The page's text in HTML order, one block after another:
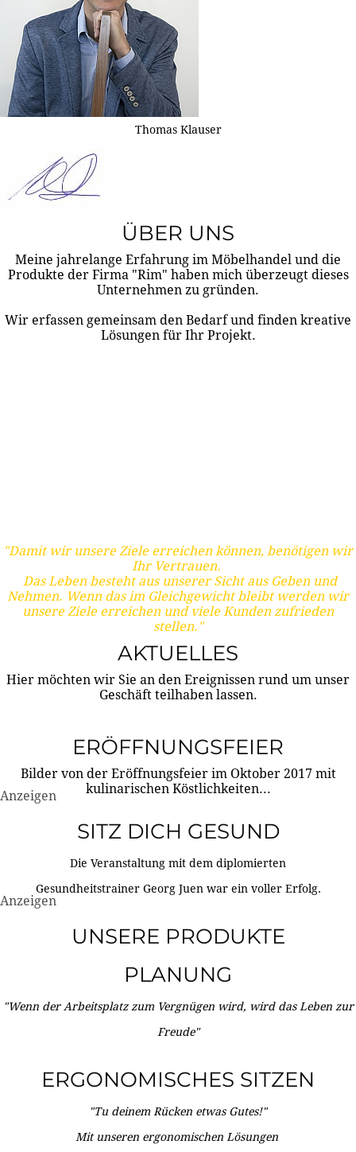
Thomas Klauser
ÜBER UNS
Meine jahrelange Erfahrung im Möbelhandel und die
Produkte der Firma "Rim" haben mich überzeugt dieses
Unternehmen zu gründen.
Wir erfassen gemeinsam den Bedarf und finden kreative
Lösungen für Ihr Projekt.
"Damit wir unsere Ziele erreichen können, benötigen wir
Ihr Vertrauen.
Das Leben besteht aus unserer Sicht aus Geben und
Nehmen. Wenn das im Gleichgewicht bleibt werden wir
unsere Ziele erreichen und viele Kunden zufrieden
stellen."
AKTUELLES
Hier möchten wir Sie an den Ereignissen rund um unser
Geschäft teilhaben lassen.
ERÖFFNUNGSFEIER
Bilder von der Eröffnungsfeier im Oktober 2017 mit
kulinarischen Köstlichkeiten...
Anzeigen
SITZ DICH GESUND
Die Veranstaltung mit dem diplomierten
Gesundheitstrainer Georg Juen war ein voller Erfolg.
Anzeigen
UNSERE PRODUKTE
PLANUNG
"Wenn der Arbeitsplatz zum Vergnügen wird, wird das Leben zur
Freude"
ERGONOMISCHES SITZEN
"Tu deinem Rücken etwas Gutes!"
Mit unseren ergonomischen Lösungen